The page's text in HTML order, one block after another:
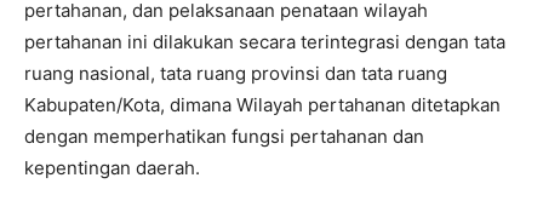
pertahanan, dan pelaksanaan penataan wilayah
pertahanan ini dilakukan secara terintegrasi dengan tata
ruang nasional, tata ruang provinsi dan tata ruang
Kabupaten/Kota, dimana Wilayah pertahanan ditetapkan
dengan memperhatikan fungsi pertahanan dan
kepentingan daerah.